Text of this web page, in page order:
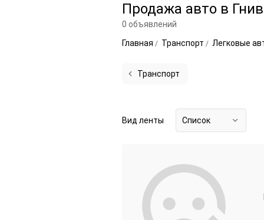
Продажа авто в
0 объявлений
Главная
Транспорт Легковые
Транспорт
Вид ленты Список